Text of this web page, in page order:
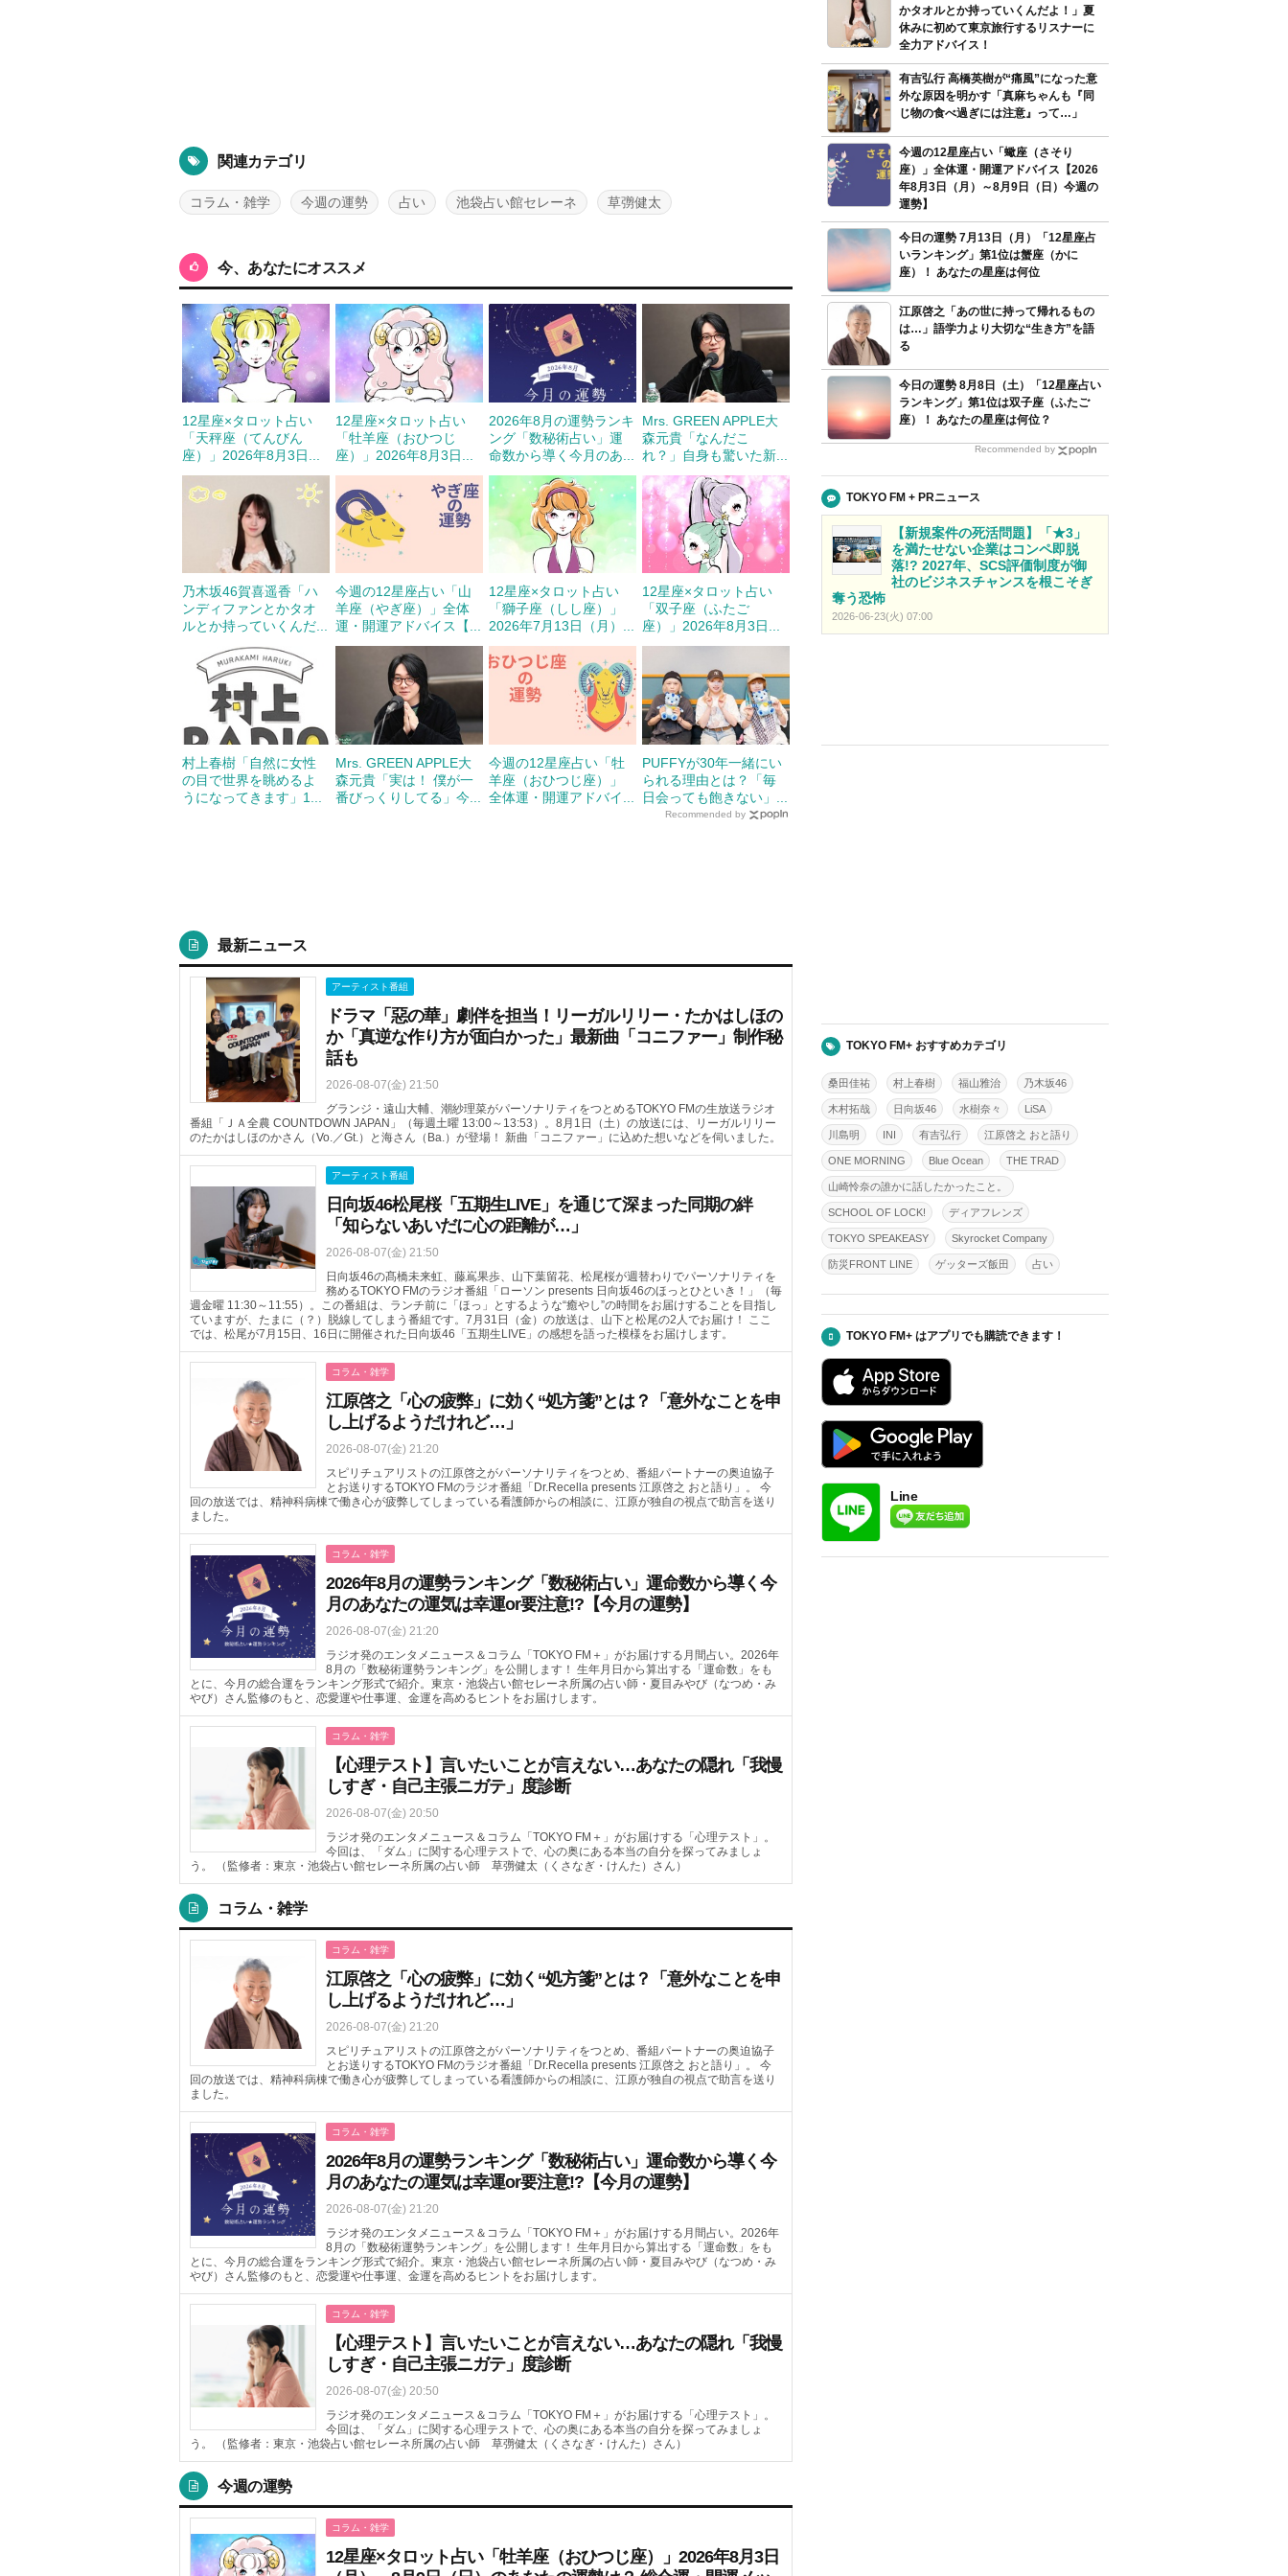
関連カテゴリ
コラム・雑学 今週の運勢 占い 池袋占い館セレーネ 草彅健太
今、あなたにオススメ
12星座×タロット占い
「天秤座（てんびん
座）」2026年8月3日...
12星座×タロット占い
「牡羊座（おひつじ
座）」2026年8月3日...
2026年8月の運勢ランキ
ング「数秘術占い」運
命数から導く今月のあ...
Mrs. GREEN APPLE大
森元貴「なんだこ
れ？」自身も驚いた新...
乃木坂46賀喜遥香「ハ
ンディファンとかタオ
ルとか持っていくんだ...
今週の12星座占い「山
羊座（やぎ座）」全体
運・開運アドバイス【...
12星座×タロット占い
「獅子座（しし座）」
2026年7月13日（月）...
12星座×タロット占い
「双子座（ふたご
座）」2026年8月3日...
村上春樹「自然に女性
の目で世界を眺めるよ
うになってきます」1...
Mrs. GREEN APPLE大
森元貴「実は！ 僕が一
番びっくりしてる」今...
今週の12星座占い「牡
羊座（おひつじ座）」
全体運・開運アドバイ...
PUFFYが30年一緒にい
られる理由とは？「毎
日会っても飽きない」...
Recommended by
最新ニュース
アーティスト番組
ドラマ「惡の華」劇伴を担当！リーガルリリー・たかはしほの
か「真逆な作り方が面白かった」最新曲「コニファー」制作秘
話も
2026-08-07(金) 21:50
グランジ・遠山大輔、潮紗理菜がパーソナリティをつとめるTOKYO FMの生放送ラジオ
番組「ＪＡ全農 COUNTDOWN JAPAN」（毎週土曜 13:00～13:53）。8月1日（土）の放送には、リーガルリリー
のたかはしほのかさん（Vo.／Gt.）と海さん（Ba.）が登場！ 新曲「コニファー」に込めた想いなどを伺いました。
アーティスト番組
日向坂46松尾桜「五期生LIVE」を通じて深まった同期の絆
「知らないあいだに心の距離が…」
2026-08-07(金) 21:50
日向坂46の髙橋未来虹、藤嶌果歩、山下葉留花、松尾桜が週替わりでパーソナリティを
務めるTOKYO FMのラジオ番組「ローソン presents 日向坂46のほっとひといき！」（毎
週金曜 11:30～11:55）。この番組は、ランチ前に「ほっ」とするような“癒やし”の時間をお届けすることを目指し
ていますが、たまに（？）脱線してしまう番組です。7月31日（金）の放送は、山下と松尾の2人でお届け！ ここ
では、松尾が7月15日、16日に開催された日向坂46「五期生LIVE」の感想を語った模様をお届けします。
コラム・雑学
江原啓之「心の疲弊」に効く“処方箋”とは？「意外なことを申
し上げるようだけれど…」
2026-08-07(金) 21:20
スピリチュアリストの江原啓之がパーソナリティをつとめ、番組パートナーの奥迫協子
とお送りするTOKYO FMのラジオ番組「Dr.Recella presents 江原啓之 おと語り」。 今
回の放送では、精神科病棟で働き心が疲弊してしまっている看護師からの相談に、江原が独自の視点で助言を送り
ました。
コラム・雑学
2026年8月の運勢ランキング「数秘術占い」運命数から導く今
月のあなたの運気は幸運or要注意!?【今月の運勢】
2026-08-07(金) 21:20
ラジオ発のエンタメニュース＆コラム「TOKYO FM＋」がお届けする月間占い。2026年
8月の「数秘術運勢ランキング」を公開します！ 生年月日から算出する「運命数」をも
とに、今月の総合運をランキング形式で紹介。東京・池袋占い館セレーネ所属の占い師・夏目みやび（なつめ・み
やび）さん監修のもと、恋愛運や仕事運、金運を高めるヒントをお届けします。
コラム・雑学
【心理テスト】言いたいことが言えない…あなたの隠れ「我慢
しすぎ・自己主張ニガテ」度診断
2026-08-07(金) 20:50
ラジオ発のエンタメニュース＆コラム「TOKYO FM＋」がお届けする「心理テスト」。
今回は、「ダム」に関する心理テストで、心の奥にある本当の自分を探ってみましょ
う。 （監修者：東京・池袋占い館セレーネ所属の占い師 草彅健太（くさなぎ・けんた）さん）
コラム・雑学
コラム・雑学
江原啓之「心の疲弊」に効く“処方箋”とは？「意外なことを申
し上げるようだけれど…」
2026-08-07(金) 21:20
スピリチュアリストの江原啓之がパーソナリティをつとめ、番組パートナーの奥迫協子
とお送りするTOKYO FMのラジオ番組「Dr.Recella presents 江原啓之 おと語り」。 今
回の放送では、精神科病棟で働き心が疲弊してしまっている看護師からの相談に、江原が独自の視点で助言を送り
ました。
コラム・雑学
2026年8月の運勢ランキング「数秘術占い」運命数から導く今
月のあなたの運気は幸運or要注意!?【今月の運勢】
2026-08-07(金) 21:20
ラジオ発のエンタメニュース＆コラム「TOKYO FM＋」がお届けする月間占い。2026年
8月の「数秘術運勢ランキング」を公開します！ 生年月日から算出する「運命数」をも
とに、今月の総合運をランキング形式で紹介。東京・池袋占い館セレーネ所属の占い師・夏目みやび（なつめ・み
やび）さん監修のもと、恋愛運や仕事運、金運を高めるヒントをお届けします。
コラム・雑学
【心理テスト】言いたいことが言えない…あなたの隠れ「我慢
しすぎ・自己主張ニガテ」度診断
2026-08-07(金) 20:50
ラジオ発のエンタメニュース＆コラム「TOKYO FM＋」がお届けする「心理テスト」。
今回は、「ダム」に関する心理テストで、心の奥にある本当の自分を探ってみましょ
う。 （監修者：東京・池袋占い館セレーネ所属の占い師 草彅健太（くさなぎ・けんた）さん）
今週の運勢
コラム・雑学
12星座×タロット占い「牡羊座（おひつじ座）」2026年8月3日
かタオルとか持っていくんだよ！」夏
休みに初めて東京旅行するリスナーに
全力アドバイス！
有吉弘行 高橋英樹が“痛風”になった意
外な原因を明かす「真麻ちゃんも『同
じ物の食べ過ぎには注意』って…」
今週の12星座占い「蠍座（さそり
座）」全体運・開運アドバイス【2026
年8月3日（月）～8月9日（日）今週の
運勢】
今日の運勢 7月13日（月）「12星座占
いランキング」第1位は蟹座（かに
座）！ あなたの星座は何位
江原啓之「あの世に持って帰れるもの
は…」語学力より大切な“生き方”を語
る
今日の運勢 8月8日（土）「12星座占い
ランキング」第1位は双子座（ふたご
座）！ あなたの星座は何位？
Recommended by
TOKYO FM + PRニュース
【新規案件の死活問題】「★3」
を満たせない企業はコンペ即脱
落!? 2027年、SCS評価制度が御
社のビジネスチャンスを根こそぎ
奪う恐怖
2026-06-23(火) 07:00
TOKYO FM+ おすすめカテゴリ
桑田佳祐 村上春樹 福山雅治 乃木坂46
木村拓哉 日向坂46 水樹奈々 LiSA
川島明 INI 有吉弘行 江原啓之 おと語り
ONE MORNING Blue Ocean THE TRAD
山崎怜奈の誰かに話したかったこと。
SCHOOL OF LOCK! ディアフレンズ
TOKYO SPEAKEASY Skyrocket Company
防災FRONT LINE ゲッターズ飯田 占い
TOKYO FM+ はアプリでも購読できます！
Line